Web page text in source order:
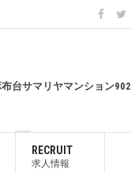
台サマリヤマンション902
RECRUIT
求人情報